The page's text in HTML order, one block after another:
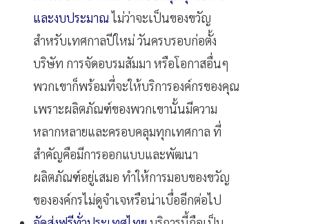
และงบประมาณไม่ว่าจะเป็นของขวัญ
สำหรับเทศกาลปีใหม่ วันครบรอบก่อตั้ง
บริษัท การจัดอบรมสัมมา หรือโอกาสอื่นๆ
พวกเขาก็พร้อมที่จะให้บริการองค์กรของคุณ
เพราะผลิตภัณฑ์ของพวกเขานั้นมีความ
หลากหลายและครอบคลุมทุกเทศกาล ที่
สำคัญคือมีการออกแบบและพัฒนา
ผลิตภัณฑ์อยู่เสมอ ทำให้การมอบของขวัญ
ขององค์กรไม่ดูจำเจหรือน่าเบื่ออีกต่อไป